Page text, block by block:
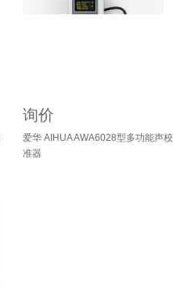
询价
爱华 AIHUA AWA6028型多功能声校
准器